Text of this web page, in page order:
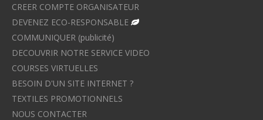
CREER COMPTE ORGANISATEUR
DEVENEZ ECO-RESPONSABLE
COMMUNIQUER (publicité)
DECOUVRIR NOTRE SERVICE VIDEO
COURSES VIRTUELLES
BESOIN D'UN SITE INTERNET ?
TEXTILES PROMOTIONNELS
NOUS CONTACTER